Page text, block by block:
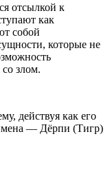
отсылкой к
как
собой
которые не
злом.
действуя как его
— Дёрпи (Тигр)